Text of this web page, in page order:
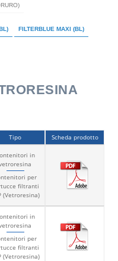
FILTERBLUE MAXI (BL)
Tipo Scheda prodotto
in
per
filtranti
(Vetroresina)
in
per
filtranti
(Vetroresina)